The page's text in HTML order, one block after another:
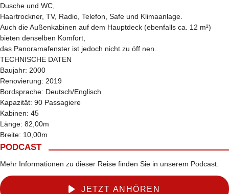
Dusche und WC,
Haartrockner, TV, Radio, Telefon, Safe und Klimaanlage.
Auch die Außenkabinen auf dem Hauptdeck (ebenfalls ca. 12 m²)
bieten denselben Komfort,
das Panoramafenster ist jedoch nicht zu öff nen.
TECHNISCHE DATEN
Baujahr: 2000
Renovierung: 2019
Bordsprache: Deutsch/Englisch
Kapazität: 90 Passagiere
Kabinen: 45
Länge: 82,00m
Breite: 10,00m
PODCAST
Mehr Informationen zu dieser Reise finden Sie in unserem Podcast.
JETZT ANHÖREN